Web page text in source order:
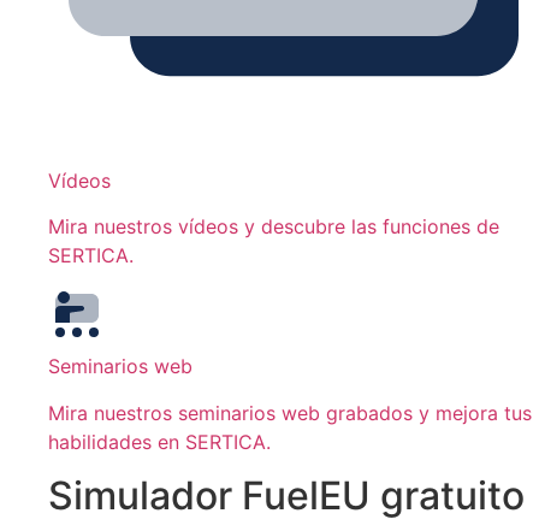
Vídeos
Mira nuestros vídeos y descubre las funciones de
SERTICA.
Seminarios web
Mira nuestros seminarios web grabados y mejora tus
habilidades en SERTICA.
Simulador FuelEU gratuito